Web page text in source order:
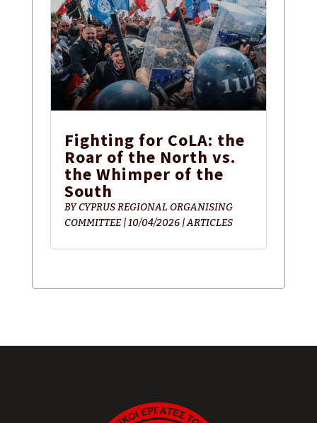
Fighting for CoLA: the
Roar of the North vs.
the Whimper of the
South
BYCYPRUS REGIONAL ORGANISING
COMMITTEE|10/04/2026|ARTICLES